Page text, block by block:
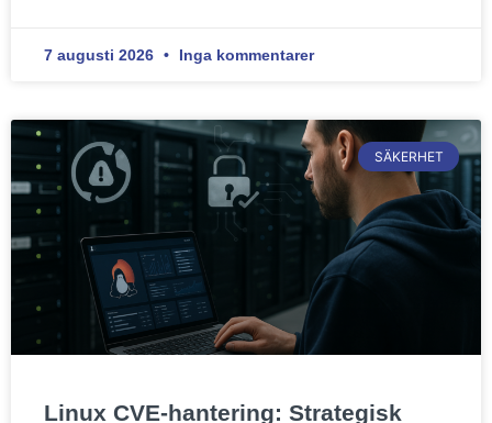
7 augusti 2026 Inga kommentarer
SÄKERHET
Linux CVE-hantering: Strategisk